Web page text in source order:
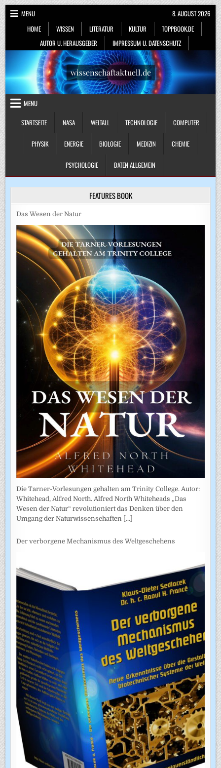
Skip
to
content
MENU
HOME
WISSEN LITERATUR KULTUR
TOPPBOOK.DE
AUTOR U. HERAUSGEBER
IMPRESSUM U. DATENSCHUTZ
8. AUGUST 2026
wissenschaftaktuell.de
MENU
STARTSEITE
NASA WELTALL TECHNOLOGIE COMPUTER
PHYSIK ENERGIE BIOLOGIE MEDIZIN CHEMIE
PSYCHOLOGIE DATEN ALLGEMEIN
FEATURES BOOK
Das Wesen der Natur
Die Tarner-Vorlesungen gehalten am Trinity College. Autor:
Whitehead, Alfred North. Alfred North Whiteheads „Das
Wesen der Natur“ revolutioniert das Denken über den
Umgang der Naturwissenschaften [...]
Der verborgene Mechanismus des Weltgeschehens